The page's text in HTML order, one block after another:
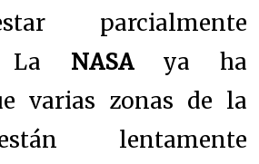
parcialmente
La NASAya ha
varias zonas de la
lentamente